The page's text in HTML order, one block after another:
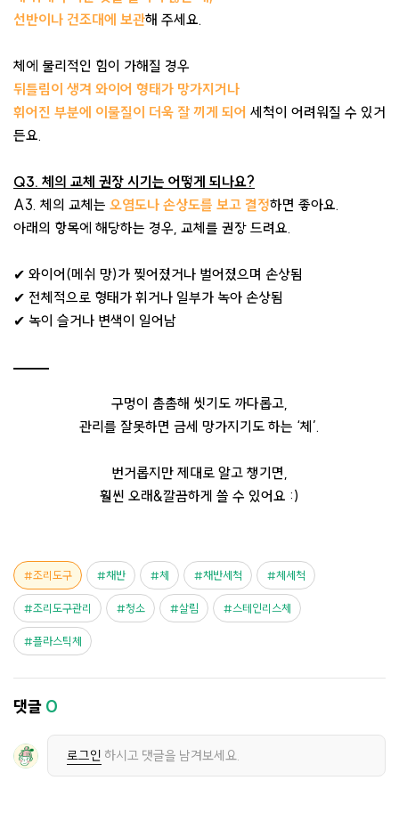
선반이나 건조대에 보관해 주세요.
체에 물리적인 힘이 가해질 경우
뒤틀림이 생겨 와이어 형태가 망가지거나
휘어진 부분에 이물질이 더욱 잘 끼게 되어 세척이 어려워질 수 있거
든요.
Q3. 체의 교체 권장 시기는 어떻게 되나요?
A3. 체의 교체는 오염도나 손상도를 보고 결정하면 좋아요.
아래의 항목에 해당하는 경우, 교체를 권장 드려요.
✔ 와이어(메쉬 망)가 찢어졌거나 벌어졌으며 손상됨
✔ 전체적으로 형태가 휘거나 일부가 녹아 손상됨
✔ 녹이 슬거나 변색이 일어남
구멍이 촘촘해 씻기도 까다롭고,
관리를 잘못하면 금세 망가지기도 하는 ‘체’.
번거롭지만 제대로 알고 챙기면,
훨씬 오래&깔끔하게 쓸 수 있어요 :)
조리도구 채반 체 채반세척 체세척
조리도구관리 청소 살림 스테인리스체
플라스틱체
댓글 0
로그인 하시고 댓글을 남겨보세요.